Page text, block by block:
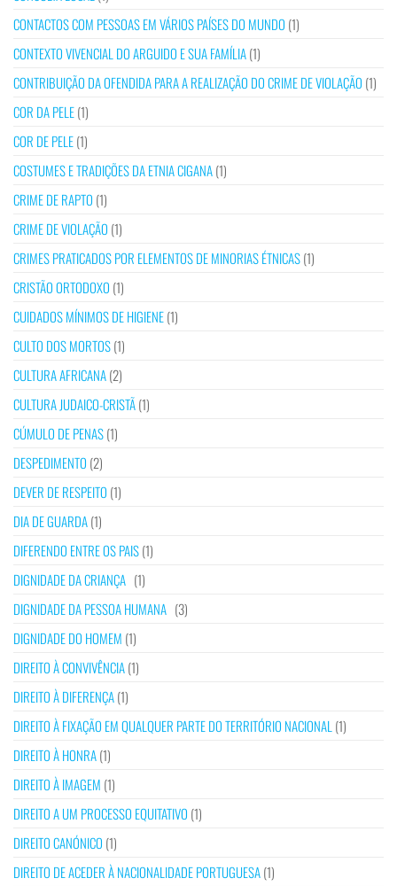
CONTACTOS COM PESSOAS EM VÁRIOS PAÍSES DO MUNDO (1)
CONTEXTO VIVENCIAL DO ARGUIDO E SUA FAMÍLIA(1)
CONTRIBUIÇÃO DA OFENDIDA PARA A REALIZAÇÃO DO CRIME DE VIOLAÇÃO (1)
COR DA PELE(1)
COR DE PELE(1)
COSTUMES E TRADIÇÕES DA ETNIA CIGANA(1)
CRIME DE RAPTO (1)
CRIME DE VIOLAÇÃO (1)
CRIMES PRATICADOS POR ELEMENTOS DE MINORIAS ÉTNICAS(1)
CRISTÃO ORTODOXO (1)
CUIDADOS MÍNIMOS DE HIGIENE(1)
CULTO DOS MORTOS(1)
CULTURA AFRICANA(2)
CULTURA JUDAICO-CRISTÃ(1)
CÚMULO DE PENAS(1)
DESPEDIMENTO (2)
DEVER DE RESPEITO (1)
DIA DE GUARDA(1)
DIFERENDO ENTRE OS PAIS(1)
DIGNIDADE DA CRIANÇA (1)
DIGNIDADE DA PESSOA HUMANA (3)
DIGNIDADE DO HOMEM (1)
DIREITO À CONVIVÊNCIA(1)
DIREITO À DIFERENÇA(1)
DIREITO À FIXAÇÃO EM QUALQUER PARTE DO TERRITÓRIO NACIONAL (1)
DIREITO À HONRA(1)
DIREITO À IMAGEM (1)
DIREITO A UM PROCESSO EQUITATIVO (1)
DIREITO CANÓNICO (1)
DIREITO DE ACEDER À NACIONALIDADE PORTUGUESA(1)